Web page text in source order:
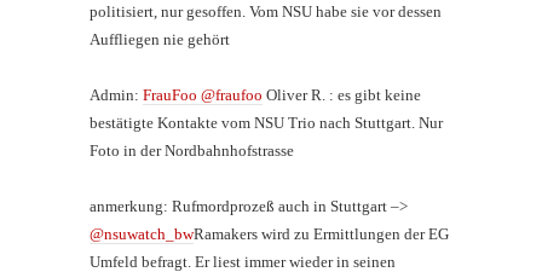
politisiert, nur gesoffen. Vom NSU habe sie vor dessen
Auffliegen nie gehört
Admin: FrauFoo @fraufoo Oliver R. : es gibt keine
bestätigte Kontakte vom NSU Trio nach Stuttgart. Nur
Foto in der Nordbahnhofstrasse
anmerkung: Rufmordprozeß auch in Stuttgart –>
@nsuwatch_bwRamakers wird zu Ermittlungen der EG
Umfeld befragt. Er liest immer wieder in seinen